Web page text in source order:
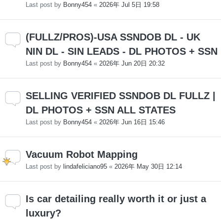
Last post by Bonny454 « 2026年 Jul 5日 19:58
(FULLZ/PROS)-USA SSNDOB DL - UK
NIN DL - SIN LEADS - DL PHOTOS + SSN
Last post by Bonny454 « 2026年 Jun 20日 20:32
SELLING VERIFIED SSNDOB DL FULLZ |
DL PHOTOS + SSN ALL STATES
Last post by Bonny454 « 2026年 Jun 16日 15:46
Vacuum Robot Mapping
Last post by lindafeliciano95 « 2026年 May 30日 12:14
Is car detailing really worth it or just a
luxury?